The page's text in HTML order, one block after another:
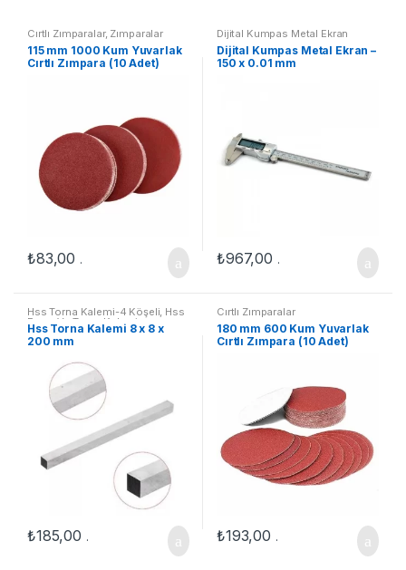
Cırtlı Zımparalar, Zımparalar
115 mm 1000 Kum Yuvarlak
Cırtlı Zımpara (10 Adet)
₺83,00 .
Dijital Kumpas Metal Ekran
Dijital Kumpas Metal Ekran –
150 x 0.01 mm
₺967,00 .
Hss Torna Kalemi-4 Köşeli, Hss
Freze Ve Torna Kalemi
Hss Torna Kalemi 8 x 8 x
200 mm
₺185,00 .
Cırtlı Zımparalar
180 mm 600 Kum Yuvarlak
Cırtlı Zımpara (10 Adet)
₺193,00 .